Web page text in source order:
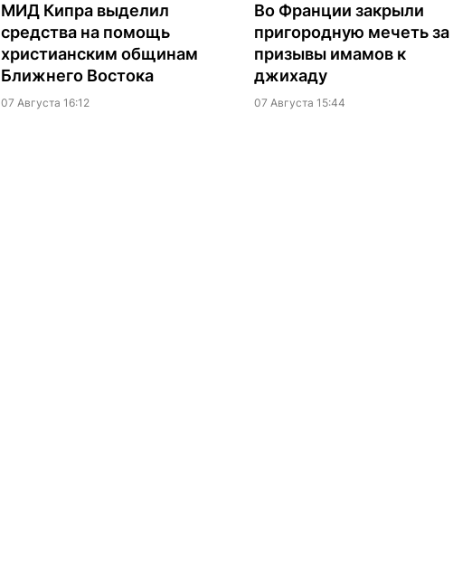
МИД Кипра выделил
средства на помощь
христианским общинам
Ближнего Востока
07 Августа 16:12
Во Франции закрыли
пригородную мечеть за
призывы имамов к
джихаду
07 Августа 15:44